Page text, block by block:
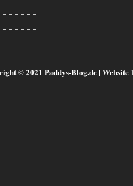
© 2021 Paddys-Blog.de| Website